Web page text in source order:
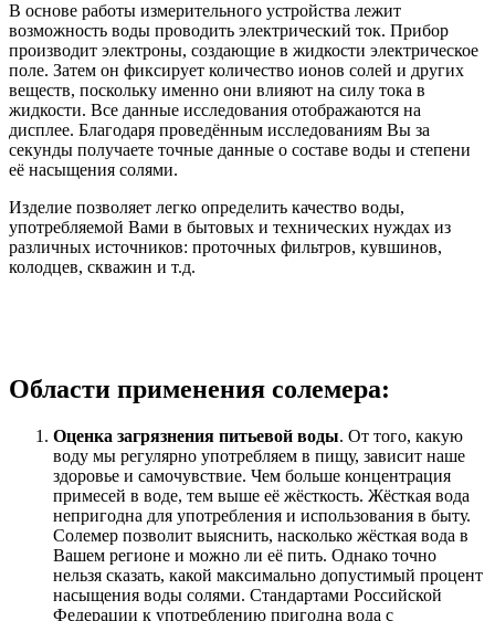
В основе работы измерительного устройства лежит
возможность воды проводить электрический ток. Прибор
производит электроны, создающие в жидкости электрическое
поле. Затем он фиксирует количество ионов солей и других
веществ, поскольку именно они влияют на силу тока в
жидкости. Все данные исследования отображаются на
дисплее. Благодаря проведённым исследованиям Вы за
секунды получаете точные данные о составе воды и степени
её насыщения солями.
Изделие позволяет легко определить качество воды,
употребляемой Вами в бытовых и технических нуждах из
различных источников: проточных фильтров, кувшинов,
колодцев, скважин и т.д.
Области применения солемера:
Оценка загрязнения питьевой воды. От того, какую
воду мы регулярно употребляем в пищу, зависит наше
здоровье и самочувствие. Чем больше концентрация
примесей в воде, тем выше её жёсткость. Жёсткая вода
непригодна для употребления и использования в быту.
Солемер позволит выяснить, насколько жёсткая вода в
Вашем регионе и можно ли её пить. Однако точно
нельзя сказать, какой максимально допустимый процент
насыщения воды солями. Стандартами Российской
Федерации к употреблению пригодна вода с